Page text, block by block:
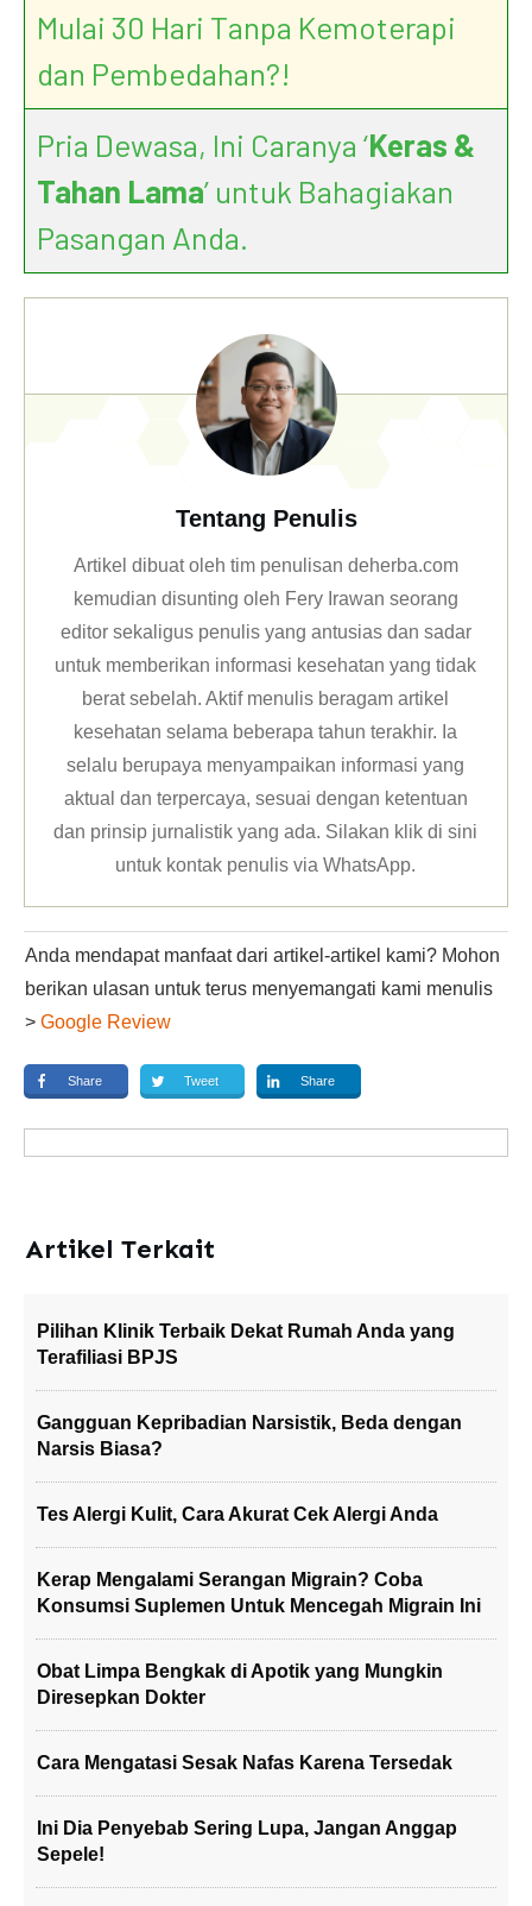
Mulai 30 Hari Tanpa Kemoterapi
dan Pembedahan?!
Pria Dewasa, Ini Caranya ‘Keras &
Tahan Lama’ untuk Bahagiakan
Pasangan Anda.
Tentang Penulis
Artikel dibuat oleh tim penulisan deherba.com
kemudian disunting oleh Fery Irawan seorang
editor sekaligus penulis yang antusias dan sadar
untuk memberikan informasi kesehatan yang tidak
berat sebelah. Aktif menulis beragam artikel
kesehatan selama beberapa tahun terakhir. Ia
selalu berupaya menyampaikan informasi yang
aktual dan terpercaya, sesuai dengan ketentuan
dan prinsip jurnalistik yang ada. Silakan klikdi sini
untuk kontak penulis via WhatsApp.
Anda mendapat manfaat dari artikel-artikel kami? Mohon
berikan ulasan untuk terus menyemangati kami menulis
> Google Review
Share Tweet Share
Artikel Terkait
Pilihan Klinik Terbaik Dekat Rumah Anda yang
Terafiliasi BPJS
Gangguan Kepribadian Narsistik, Beda dengan
Narsis Biasa?
Tes Alergi Kulit, Cara Akurat Cek Alergi Anda
Kerap Mengalami Serangan Migrain? Coba
Konsumsi Suplemen Untuk Mencegah Migrain Ini
Obat Limpa Bengkak di Apotik yang Mungkin
Diresepkan Dokter
Cara Mengatasi Sesak Nafas Karena Tersedak
Ini Dia Penyebab Sering Lupa, Jangan Anggap
Sepele!